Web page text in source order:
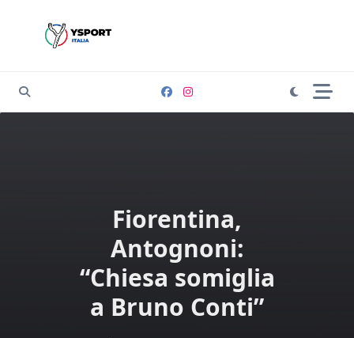
Fiorentina,
Antognoni:
“Chiesa somiglia
a Bruno Conti”